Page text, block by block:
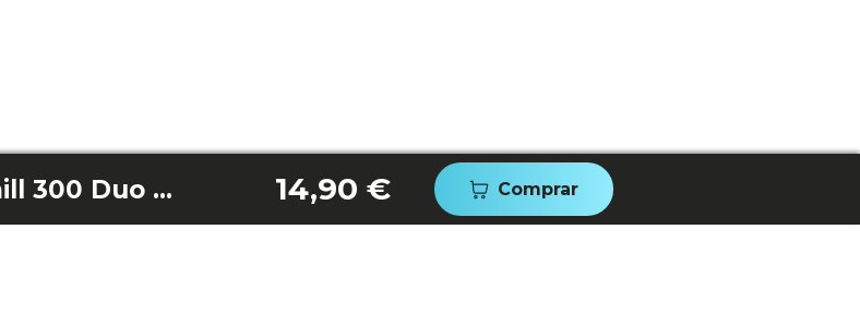
Molinillo 2 Cuchillas Titanmill 300 Duo Clean 14,90 € Comprar